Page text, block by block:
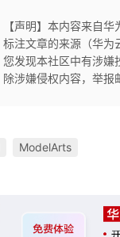
【声明】本内容来自
标注文章的来源（华为
您发现本社区中有涉嫌
除涉嫌侵权内容，举报
ModelArts